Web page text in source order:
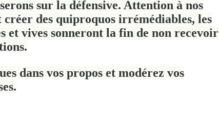
sur la défensive. Attention à nos
créer des quiproquos irrémédiables, les
et vives sonneront la fin de non recevoir
dans vos propos et modérez vos